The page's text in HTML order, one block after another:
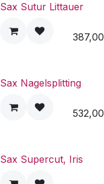
Sax Sutur Littauer
387,00
Sax Nagelsplitting
532,00
Sax Supercut, Iris